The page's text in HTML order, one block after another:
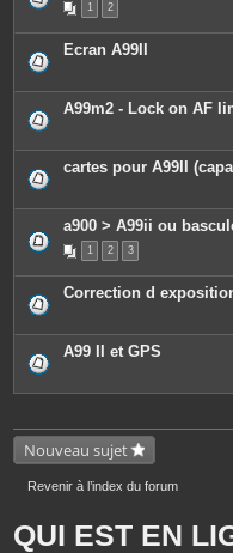
1 2
Ecran A99II
A99m2 - Lock on AF
cartes pour A99II
a900 > A99ii ou
1 2 3
Correction d
A99 II et GPS
Nouveau sujet
Revenir à l’index du forum
QUI EST EN